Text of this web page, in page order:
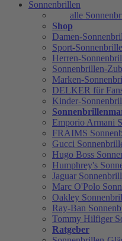
Sonnenbrillen
alle
Shop
Damen-
Sport-
Herren-
Sonnenbrillen-
Marken-
DELKER für
Kinder-
Emporio Armani
FRAIMS
Gucci
Hugo Boss
Humphrey's
Jaguar
Marc O'Polo
Oakley
Ray-Ban
Tommy Hilfiger
Ratgeber